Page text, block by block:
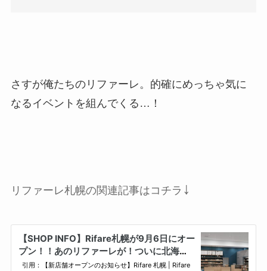
さすが俺たちのリファーレ。的確にめっちゃ気に
なるイベントを組んでくる…！
リファーレ札幌の関連記事はコチラ ↓